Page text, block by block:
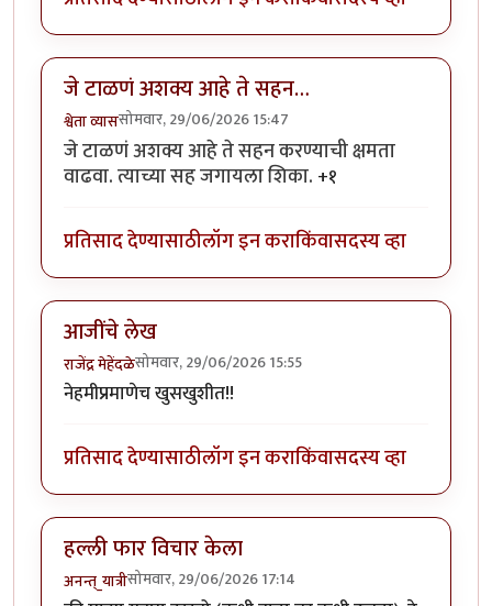
जे टाळणं अशक्य आहे ते सहन…
श्वेता व्याससोमवार, 29/06/2026 15:47
जे टाळणं अशक्य आहे ते सहन करण्याची क्षमता
वाढवा. त्याच्या सह जगायला शिका. +१
प्रतिसाद देण्यासाठीलॉग इन कराकिंवासदस्य व्हा
आजींचे लेख
राजेंद्र मेहेंदळेसोमवार, 29/06/2026 15:55
नेहमीप्रमाणेच खुसखुशीत!!
प्रतिसाद देण्यासाठीलॉग इन कराकिंवासदस्य व्हा
हल्ली फार विचार केला
अनन्त्_यात्रीसोमवार, 29/06/2026 17:14